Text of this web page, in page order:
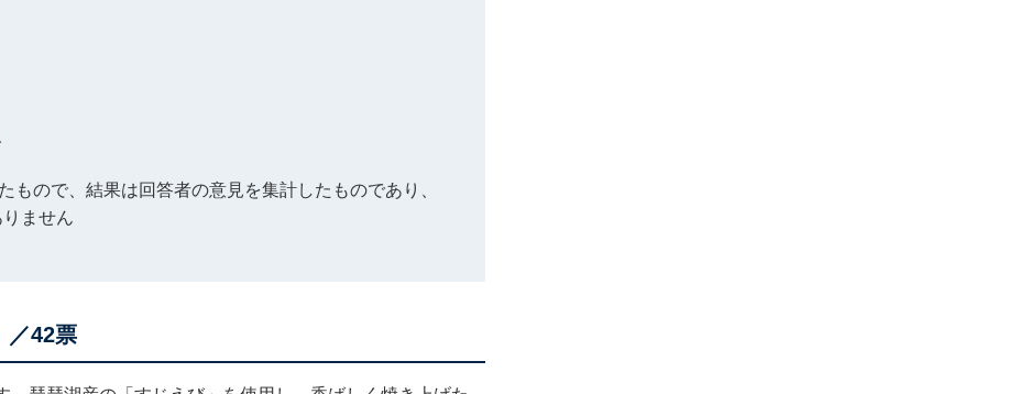
ので、結果は回答者の意見を集計したものであり、
ません
／42票